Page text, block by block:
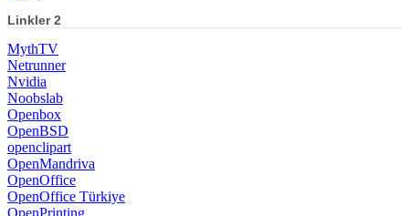
Linkler 2
MythTV
Netrunner
Nvidia
Noobslab
Openbox
OpenBSD
openclipart
OpenMandriva
OpenOffice
OpenOffice Türkiye
OpenPrinting